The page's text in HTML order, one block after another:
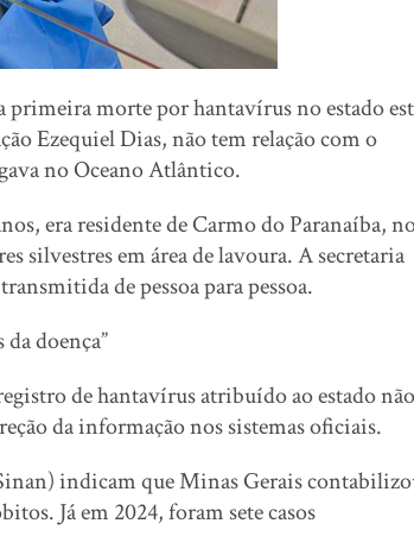
primeira morte por hantavírus no estado
Ezequiel Dias, não tem relação com o
no Oceano Atlântico.
era residente de Carmo do Paranaíba,
silvestres em área de lavoura. A secretaria
de pessoa para pessoa.
doença”
de hantavírus atribuído ao estado não
da informação nos sistemas oficiais.
indicam que Minas Gerais
Já em 2024, foram sete casos